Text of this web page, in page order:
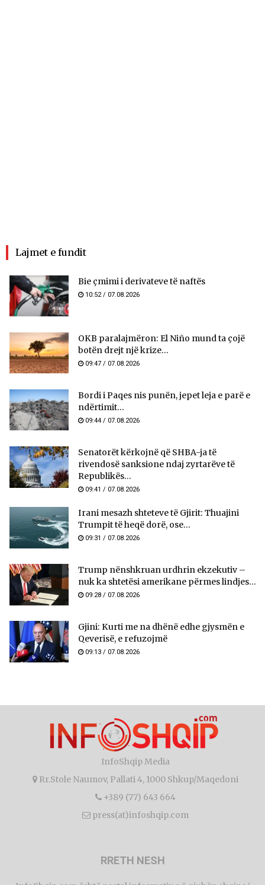
Lajmet e fundit
Bie çmimi i derivateve të naftës
10:52 / 07.08.2026
OKB paralajmëron: El Niño mund ta çojë
botën drejt një krize...
09:47 / 07.08.2026
Bordi i Paqes nis punën, jepet leja e parë e
ndërtimit...
09:44 / 07.08.2026
Senatorët kërkojnë që SHBA-ja të
rivendosë sanksione ndaj zyrtarëve të
Republikës...
09:41 / 07.08.2026
Irani mesazh shteteve të Gjirit: Thuajini
Trumpit të heqë dorë, ose...
09:31 / 07.08.2026
Trump nënshkruan urdhrin ekzekutiv –
nuk ka shtetësi amerikane përmes lindjes...
09:28 / 07.08.2026
Gjini: Kurti me na dhënë edhe gjysmën e
Qeverisë, e refuzojmë
09:13 / 07.08.2026
InfoShqip Media
Rr.Stole Naumov, Pallati 4, 1000 Shkup/Maqedoni
+389 (77) 643 664
press(at)infoshqip.com
RRETH NESH